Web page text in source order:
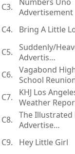
C3.
Advertisement
C4. Bring A Little
C5.
Suddenly/
Advertis…
C6.
Vagabond
School
C7.
KHJ Los
Weather
C8.
The Illustrated
Advertise…
C9. Hey Little Girl